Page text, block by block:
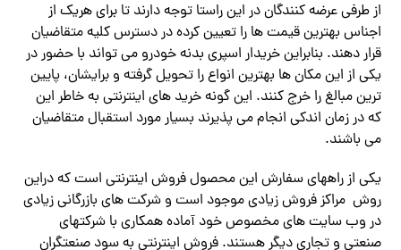
از طرفی عرضه کنندگان در این راستا توجه دارند تا برای هریک از
اجناس بهترین قیمت ها را تعیین کرده در دسترس کلیه متقاضیان
قرار دهند. بنابراین خریدار اسپری بدنه خودرو می تواند با حضور در
یکی از این مکان ها بهترین انواع را تحویل گرفته و برایشان، پایین
ترین مبالغ را خرج کنند. این گونه خرید های اینترنتی به خاطر این
که در زمان اندکی انجام می پذیرند بسیار مورد استقبال متقاضیان
می باشند.
یکی از راههای سفارش این محصول فروش اینترنتی است که دراین
روش مراکز فروش زیادی موجود است و شرکت های بازرگانی زیادی
در وب سایت های مخصوص خود آماده همکاری با شرکتهای
صنعتی و تجاری دیگر هستند. فروش اینترنتی به سود صنعتگران